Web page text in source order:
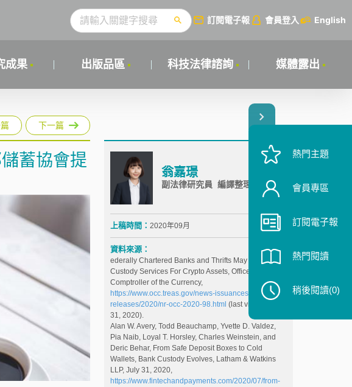
訂閱電子報 會員登入 English
成果 出版品區 科技法律諮詢 媒體露出
篇 下一篇
蓄協會提
翁嘉璟
副法律研究員 編譯整理
上稿時間： 2020年09月
資料來源：
ederally Chartered Banks and Thrifts May Provide
Custody Services For Crypto Assets, Office of the
Comptroller of the Currency,
https://www.occ.treas.gov/news-issuances/news-
releases/2020/nr-occ-2020-98.html (last visited July
31, 2020).
Alan W. Avery, Todd Beauchamp, Yvette D. Valdez,
Pia Naib, Loyal T. Horsley, Charles Weinstein, and
Deric Behar, From Safe Deposit Boxes to Cold
Wallets, Bank Custody Evolves, Latham & Watkins
LLP, July 31, 2020,
https://www.fintechandpayments.com/2020/07/from-
熱門主題
會員專區
訂閱電子報
熱門閱讀
稍後閱讀(0)